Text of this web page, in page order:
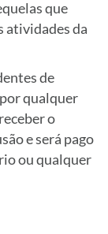
que
atividades da
de
qualquer
o
e será pago
ou qualquer